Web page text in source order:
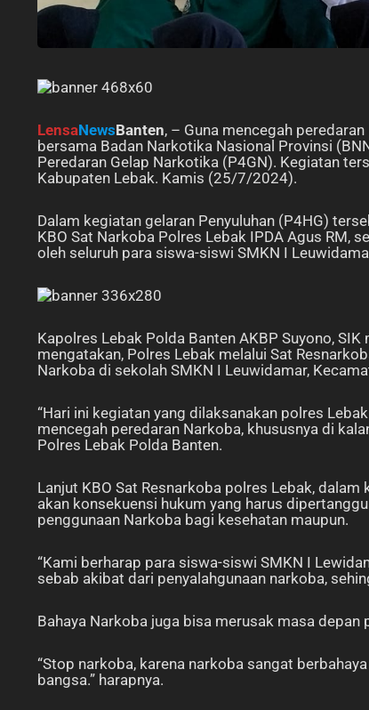
LensaNewsBanten, – Guna mencegah
bersama Badan Narkotika Nasional Provinsi
Peredaran Gelap Narkotika (P4GN). Kegiatan
Kabupaten Lebak. Kamis (25/7/2024).
Dalam kegiatan gelaran Penyuluhan (P4HG)
KBO Sat Narkoba Polres Lebak IPDA Agus RM,
oleh seluruh para siswa-siswi SMKN I
Kapolres Lebak Polda Banten AKBP Suyono,
mengatakan, Polres Lebak melalui Sat
Narkoba di sekolah SMKN I Leuwidamar,
“Hari ini kegiatan yang dilaksanakan polres
mencegah peredaran Narkoba, khususnya di
Polres Lebak Polda Banten.
Lanjut KBO Sat Resnarkoba polres Lebak,
akan konsekuensi hukum yang harus
penggunaan Narkoba bagi kesehatan maupun.
“Kami berharap para siswa-siswi SMKN I
sebab akibat dari penyalahgunaan narkoba,
Bahaya Narkoba juga bisa merusak masa
“Stop narkoba, karena narkoba sangat
bangsa.” harapnya.